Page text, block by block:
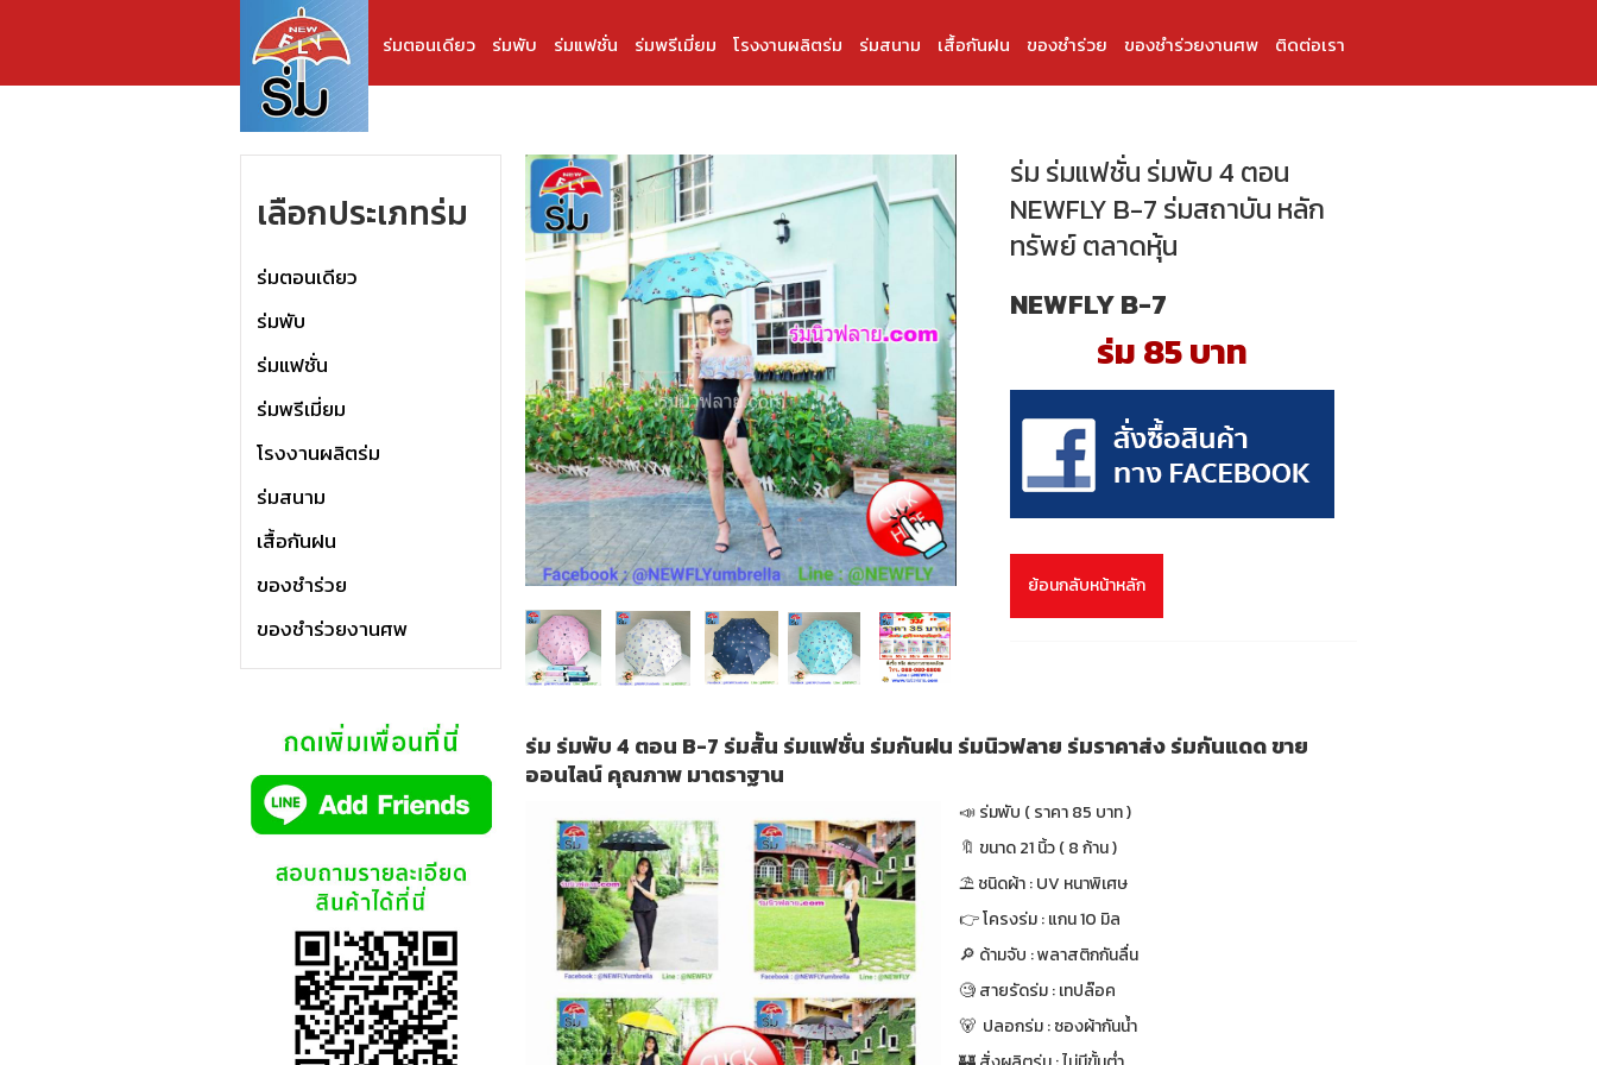
ร่มตอนเดียว ร่มพับ ร่มแฟชั่น ร่มพรีเมี่ยม โรงงานผลิตร่ม ร่มสนาม เสื้อกันฝน ของชำร่วย ของชำร่วยงานศพ ติดต่อเรา
เลือกประเภทร่ม
ร่มตอนเดียว
ร่มพับ
ร่มแฟชั่น
ร่มพรีเมี่ยม
โรงงานผลิตร่ม
ร่มสนาม
เสื้อกันฝน
ของชำร่วย
ของชำร่วยงานศพ
ร่ม ร่มแฟชั่น ร่มพับ 4 ตอน
NEWFLY B-7 ร่มสถาบัน หลัก
ทรัพย์ ตลาดหุ้น
NEWFLY B-7
ร่ม 85 บาท
ย้อนกลับหน้าหลัก
ร่ม ร่มพับ 4 ตอน B-7 ร่มสั้น ร่มแฟชั่น ร่มกันฝน ร่มนิวฟลาย ร่มราคาส่ง ร่มกันแดด ขาย
ออนไลน์ คุณภาพ มาตราฐาน
📣 ร่มพับ ( ราคา 85 บาท )
🔖 ขนาด 21 นิ้ว ( 8 ก้าน )
⛱ ชนิดผ้า : UV หนาพิเศษ
👉 โครงร่ม : แกน 10 มิล
🔎 ด้ามจับ : พลาสติกกันลื่น
🧐 สายรัดร่ม : เทปล๊อค
🐻 ปลอกร่ม : ซองผ้ากันน้ำ